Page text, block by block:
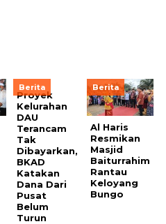
Berita
Proyek
Kelurahan
DAU
Terancam
Tak
Dibayarkan,
BKAD
Katakan
Dana Dari
Pusat
Belum
Turun
Berita
Al Haris
Resmikan
Masjid
Baiturrahim
Rantau
Keloyang
Bungo